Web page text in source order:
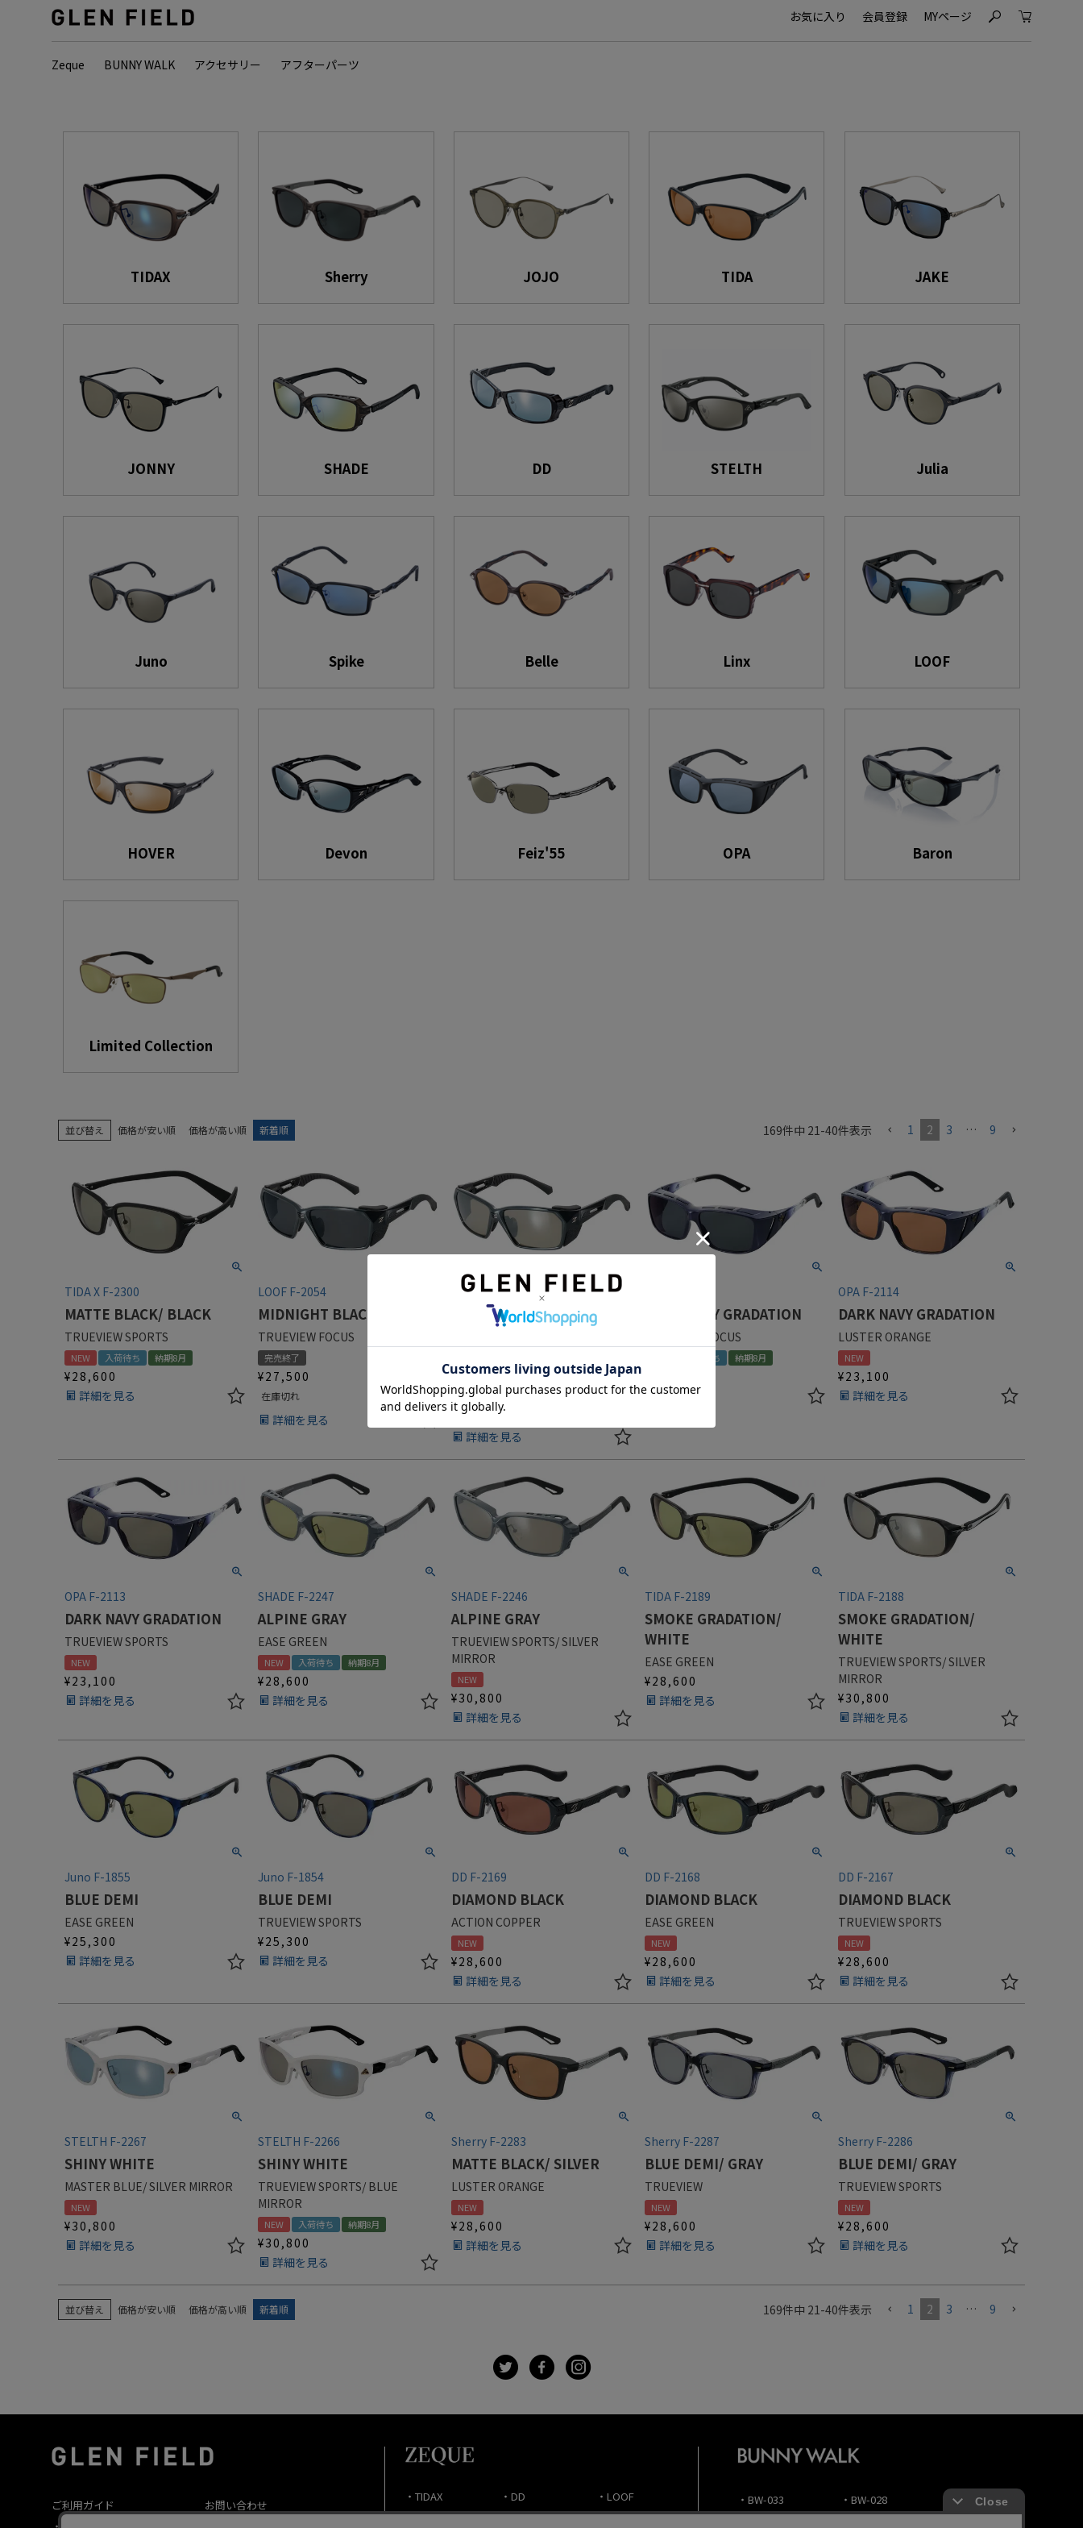
お気に入り 会員登録 MYページ s c
Zeque BUNNY WALK アクセサリー アフターパーツ
TIDAX Sherry JOJO TIDA JAKE
JONNY SHADE DD STELTH Julia
Juno Spike Belle Linx LOOF
HOVER Devon Feiz'55 OPA Baron
Limited Collection
並び替え 価格が安い順 価格が高い順 新着順 169件中 21 -40件表示 1 2 3 … 9
TIDA X F-2300
MATTE BLACK/ BLACK
TRUEVIEW SPORTS
NEW 入荷待ち 納期8月
¥28,600
詳細を見る
LOOF F-2054
MIDNIGHT BLACK
TRUEVIEW FOCUS
完売終了
¥27,500
在庫切れ
詳細を見る
LOOF F-2053
MIDNIGHT BLACK
完売終了
¥29,700
在庫切れ
詳細を見る
DARK NAVY GRADATION
TRUEVIEW FOCUS
入荷待ち 納期8月
詳細を見る
OPA F-2114
DARK NAVY GRADATION
LUSTER ORANGE
NEW
¥23,100
詳細を見る
OPA F-2113
DARK NAVY GRADATION
TRUEVIEW SPORTS
NEW
¥23,100
詳細を見る
SHADE F-2247
ALPINE GRAY
EASE GREEN
NEW 入荷待ち 納期8月
¥28,600
詳細を見る
SHADE F-2246
ALPINE GRAY
TRUEVIEW SPORTS/ SILVER
MIRROR
NEW
¥30,800
詳細を見る
TIDA F-2189
SMOKE GRADATION/
WHITE
EASE GREEN
¥28,600
詳細を見る
TIDA F-2188
SMOKE GRADATION/
WHITE
TRUEVIEW SPORTS/ SILVER
MIRROR
¥30,800
詳細を見る
Juno F-1855
BLUE DEMI
EASE GREEN
¥25,300
詳細を見る
Juno F-1854
BLUE DEMI
TRUEVIEW SPORTS
¥25,300
詳細を見る
DD F-2169
DIAMOND BLACK
ACTION COPPER
NEW
¥28,600
詳細を見る
DD F-2168
DIAMOND BLACK
EASE GREEN
NEW
¥28,600
詳細を見る
DD F-2167
DIAMOND BLACK
TRUEVIEW SPORTS
NEW
¥28,600
詳細を見る
STELTH F-2267
SHINY WHITE
MASTER BLUE/ SILVER MIRROR
NEW
¥30,800
詳細を見る
STELTH F-2266
SHINY WHITE
TRUEVIEW SPORTS/ BLUE
MIRROR
NEW 入荷待ち 納期8月
¥30,800
詳細を見る
Sherry F-2283
MATTE BLACK/ SILVER
LUSTER ORANGE
NEW
¥28,600
詳細を見る
Sherry F-2287
BLUE DEMI/ GRAY
TRUEVIEW
NEW
¥28,600
詳細を見る
Sherry F-2286
BLUE DEMI/ GRAY
TRUEVIEW SPORTS
NEW
¥28,600
詳細を見る
並び替え 価格が安い順 価格が高い順 新着順 169件中 21 -40件表示 1 2 3 … 9
t f g
ご利用ガイド
お問い合わせ
・TIDAX
・Sherry
・DD
・Julia
・LOOF
・HOVER
・BW-033
・BW-028
・BW-023